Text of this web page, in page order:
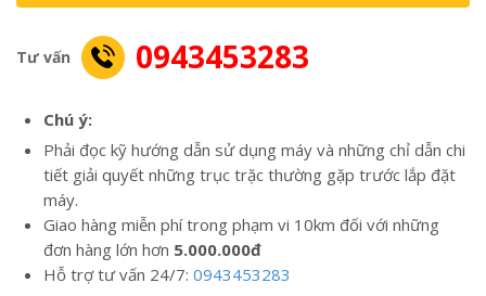
Tư vấn 0943453283
Chú ý:
Phải đọc kỹ hướng dẫn sử dụng máy và những chỉ dẫn chi
tiết giải quyết những trục trặc thường gặp trước lắp đặt
máy.
Giao hàng miễn phí trong phạm vi 10km đối với những
đơn hàng lớn hơn 5.000.000đ
Hỗ trợ tư vấn 24/7: 0943453283